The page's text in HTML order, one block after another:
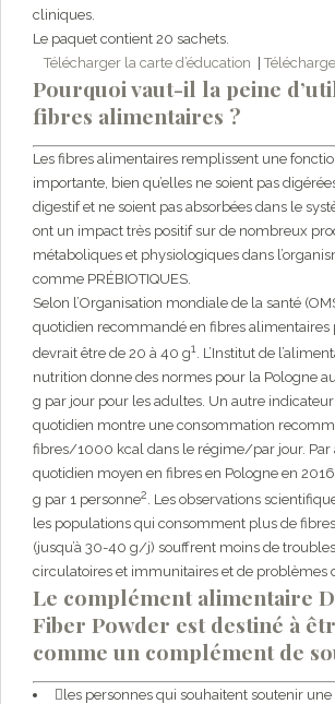
cliniques.
Le paquet contient 20 sachets.
Télécharger la carte d’éducation |
Pourquoi vaut-il la peine
fibres alimentaires ?
Les fibres alimentaires remplissent une
importante, bien qu’elles ne soient pas
digestif et ne soient pas absorbées dans le
ont un impact très positif sur de nombreux
métaboliques et physiologiques dans
comme PRÉBIOTIQUES.
Selon l’Organisation mondiale de la santé
quotidien recommandé en fibres alimentaires
devrait être de 20 à 40 g1
. L’Institut de
nutrition donne des normes pour la Pologne
g par jour pour les adultes. Un autre indicateur
quotidien montre une consommation
fibres/1000 kcal dans le régime/par jour. Par
quotidien moyen en fibres en Pologne en 2016
g par 1 personne2. Les observations
les populations qui consomment plus de
(jusqu’à 30-40 g/j) souffrent moins de
circulatoires et immunitaires et de problèmes
Le complément alimentaire
Fiber Powder est destiné à
comme un complément de
les personnes qui souhaitent soutenir